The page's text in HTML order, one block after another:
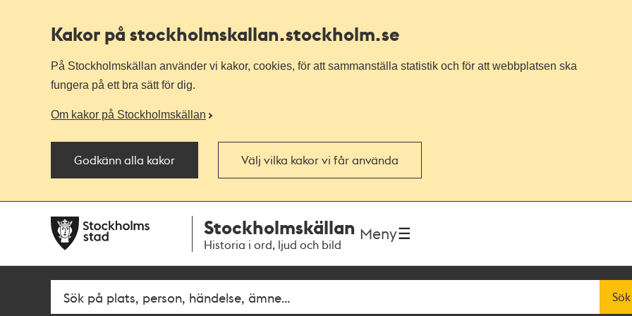
Kakor på stockholmskallan.stockholm.se
På Stockholmskällan använder vi kakor, cookies, för att sammanställa statistik och för att webbplatsen ska
fungera på ett bra sätt för dig.
Om kakor på Stockholmskällan
Godkänn alla kakor Välj vilka kakor vi får använda
navigationen
huvudinnehållet
Stockholmskällan
Historia i ord, ljud och bild
Meny
Fritextsök Sök